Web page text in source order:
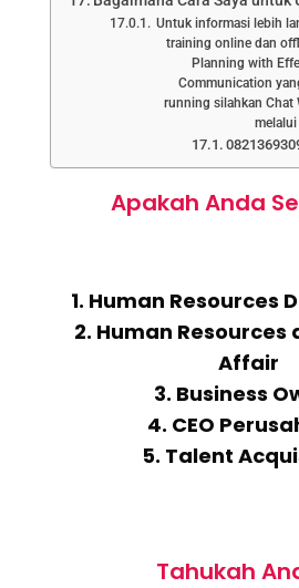
Untuk informasi lebih
training online dan
Planning with
Communication
running silahkan Chat
Apakah Anda
1. Human Resources
2. Human Resources
Affair
3. Business
4. CEO
5. Talent
Tahukah